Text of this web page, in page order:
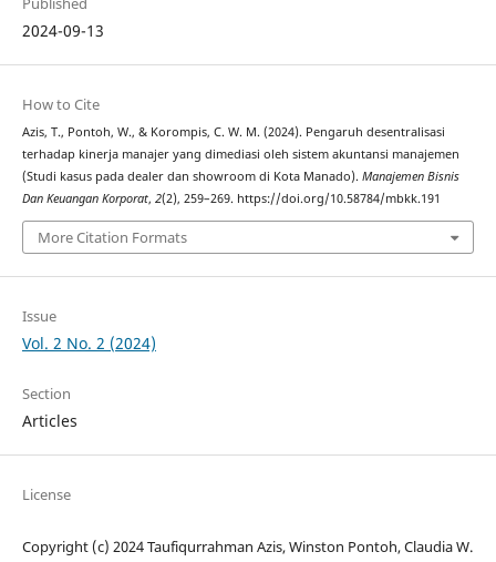
2024-09-13
How to Cite
Azis, T., Pontoh, W., & Korompis, C. W. M. (2024). Pengaruh desentralisasi
terhadap kinerja manajer yang dimediasi oleh sistem akuntansi manajemen
(Studi kasus pada dealer dan showroom di Kota Manado). Manajemen Bisnis
Dan Keuangan Korporat, 2(2), 259–269. https://doi.org/10.58784/mbkk.191
More Citation Formats
Issue
Vol. 2 No. 2 (2024)
Section
Articles
License
Copyright (c) 2024 Taufiqurrahman Azis, Winston Pontoh, Claudia W.